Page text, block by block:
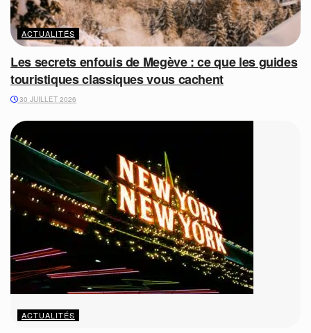
ACTUALITÉS
Les secrets enfouis de Megève : ce que les guides
touristiques classiques vous cachent
30 JUILLET 2026
ACTUALITÉS